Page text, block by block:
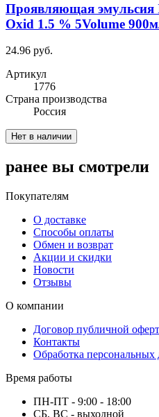
Проявляющая эмульсия
Oxid 1.5 % 5Volume
24.96 руб.
Артикул
1776
Cтрана производства
Россия
Нет в наличии
ранее вы смотрели
Покупателям
О доставке
Способы оплаты
Обмен и возврат
Акции и скидки
Новости
Отзывы
О компании
Договор публичной
Контакты
Обработка
Время работы
ПН-ПТ - 9:00 - 18:00
СБ, ВС - выходной